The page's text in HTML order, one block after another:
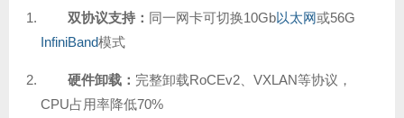
双协议支持： 同一网卡可切换10Gb以太网或56G
InfiniBand模式
硬件卸载： 完整卸载RoCEv2、VXLAN等协议，
CPU占用率降低70%